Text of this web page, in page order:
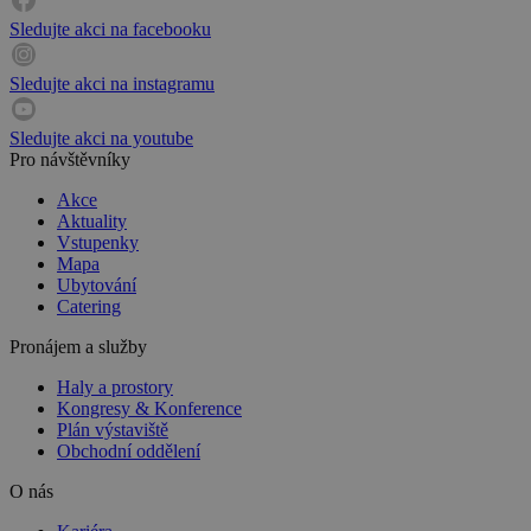
Sledujte akci na facebooku
Sledujte akci na instagramu
Sledujte akci na youtube
Pro návštěvníky
Akce
Aktuality
Vstupenky
Mapa
Ubytování
Catering
Pronájem a služby
Haly a prostory
Kongresy & Konference
Plán výstaviště
Obchodní oddělení
O nás